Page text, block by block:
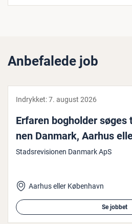
Anbefalede job
Indrykket:7. august 2026
Erfaren bogholder
nen Danmark, Aarhus
Stadsrevisionen Danmark ApS
Aarhus eller København
Se jobbet